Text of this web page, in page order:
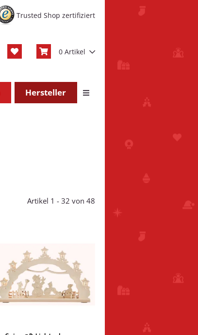
Trusted Shop zertifiziert
0 Artikel
Hersteller
Artikel 1 - 32 von 48